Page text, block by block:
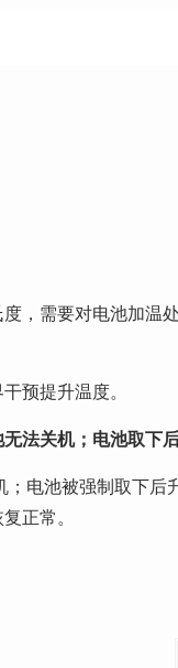
，需要对电池加温
预提升温度。
法关机；电池取下
电池被强制取下后
正常。